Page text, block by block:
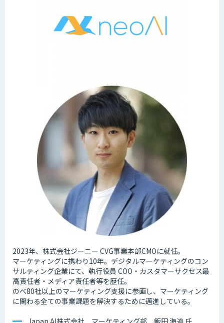
2023年、株式会社ジーニー CVG事業本部CMOに就任。
マーケティングに携わり10年。デジタルマーケティングのコン
サルティング企業にて、執行役員 COO・カスタマーサクセス最
高責任者・メディア責任者等を歴任。
のべ80社以上のマーケティング支援に参画し、マーケティング
に関わる全ての事業課題を解決するために邁進している。